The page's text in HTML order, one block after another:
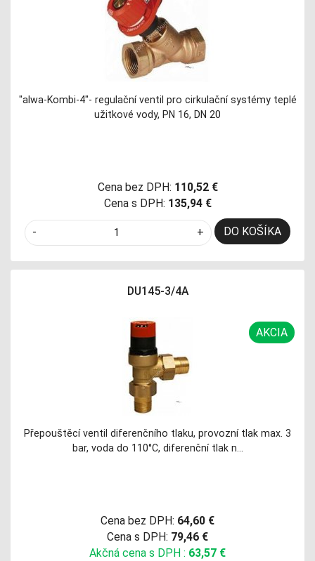
"alwa-Kombi-4"- regulační ventil pro cirkulační systémy teplé
užitkové vody, PN 16, DN 20
Cena bez DPH: 110,52 €
Cena s DPH: 135,94 €
- + DO KOŠÍKA
AKCIA
DU145-3/4A
Přepouštěcí ventil diferenčního tlaku, provozní tlak max. 3
bar, voda do 110°C, diferenční tlak n…
Cena bez DPH: 64,60 €
Cena s DPH: 79,46 €
Akčná cena s DPH : 63,57 €